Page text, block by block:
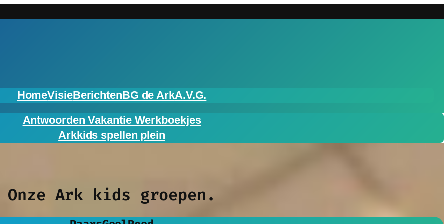
HomeVisieBerichtenBG de ArkA.V.G.
Antwoorden Vakantie Werkboekjes
Arkkids spellen plein
Onze Ark kids groepen.